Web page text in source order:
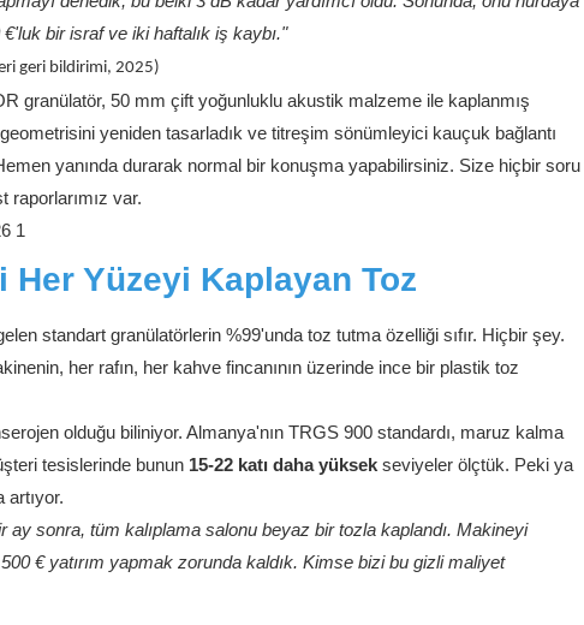
bir israf ve iki haftalık iş kaybı."
geri bildirimi, 2025)
granülatör, 50 mm çift yoğunluklu akustik malzeme ile kaplanmış
yeniden tasarladık ve titreşim sönümleyici kauçuk bağlantı
yanında durarak normal bir konuşma yapabilirsiniz. Size hiçbir soru
raporlarımız var.
Her Yüzeyi Kaplayan Toz
standart granülatörlerin %99'unda toz tutma özelliği sıfır. Hiçbir şey.
her rafın, her kahve fincanının üzerinde ince bir plastik toz
olduğu biliniyor. Almanya'nın TRGS 900 standardı, maruz kalma
tesislerinde bunun 15-22 katı daha yüksekseviyeler ölçtük. Peki ya
sonra, tüm kalıplama salonu beyaz bir tozla kaplandı. Makineyi
€ yatırım yapmak zorunda kaldık. Kimse bizi bu gizli maliyet